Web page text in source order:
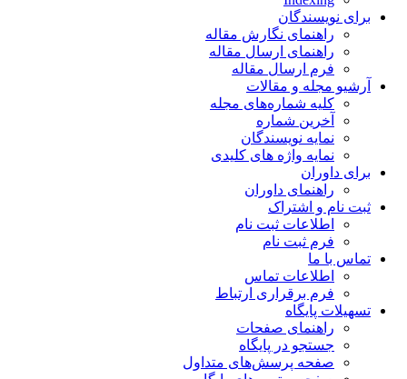
برای نویسندگان
راهنمای نگارش مقاله
راهنمای ارسال مقاله
فرم ارسال مقاله
آرشیو مجله و مقالات
کلیه شماره‌های مجله
آخرین شماره
نمایه نویسندگان
نمایه واژه های کلیدی
برای داوران
راهنمای داوران
ثبت نام و اشتراک
اطلاعات ثبت نام
فرم ثبت نام
تماس با ما
اطلاعات تماس
فرم برقراری ارتباط
تسهیلات پایگاه
راهنمای صفحات
جستجو در پایگاه
صفحه پرسش‌های متداول